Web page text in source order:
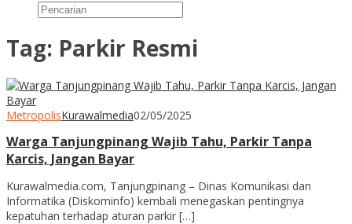
Tag: Parkir Resmi
MetropolisKurawalmedia02/05/2025
Warga Tanjungpinang Wajib Tahu, Parkir Tanpa
Karcis, Jangan Bayar
Kurawalmedia.com, Tanjungpinang – Dinas Komunikasi dan
Informatika (Diskominfo) kembali menegaskan pentingnya
kepatuhan terhadap aturan parkir […]